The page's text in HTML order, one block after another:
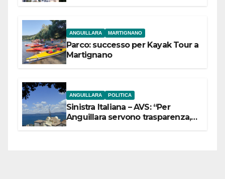
ANGUILLARA MARTIGNANO
Parco: successo per Kayak Tour a
Martignano
ANGUILLARA POLITICA
Sinistra Italiana – AVS: “Per
Anguillara servono trasparenza,